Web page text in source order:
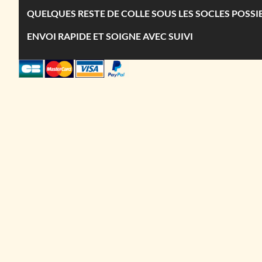
QUELQUES RESTE DE COLLE SOUS LES SOCLES
ENVOI RAPIDE ET SOIGNE AVEC SUIVI